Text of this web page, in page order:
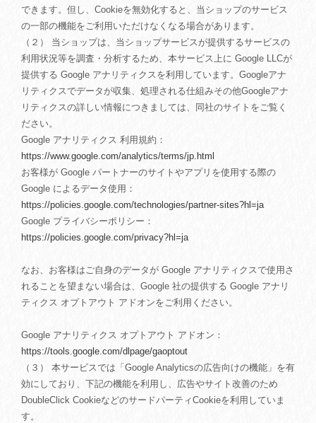
できます。但し、Cookieを無効化すると、当ショップのサービス
の一部の機能をご利用いただけなくなる場合があります。
（２） 当ショップは、当ショップサービスが提供するサービスの
利用状況等を調査・分析するため、本サービス上に Google LLCが
提供する Google アナリティクスを利用しています。Googleアナ
リティクスでデータが収集、処理される仕組みその他Googleアナ
リティクスの詳しい情報につきましては、同社のサイトをご覧く
ださい。
Google アナリティクス 利用規約：
https://www.google.com/analytics/terms/jp.html
お客様が Google パートナーのサイトやアプリを使用する際の
Google によるデータ使用：
https://policies.google.com/technologies/partner-sites?hl=ja
Google プライバシーポリシー：
https://policies.google.com/privacy?hl=ja
なお、お客様はご自身のデータが Google アナリティクスで使用さ
れることを望まない場合は、Google 社の提供する Google アナリ
ティクス オプトアウト アドオンをご利用ください。
Google アナリティクス オプトアウト アドオン：
https://tools.google.com/dlpage/gaoptout
（３） 本サービスでは「Google Analyticsの広告向けの機能」を有
効にしており、下記の機能を利用し、広告やサイト改善のため
DoubleClick CookieなどのサードパーティCookieを利用していま
す。